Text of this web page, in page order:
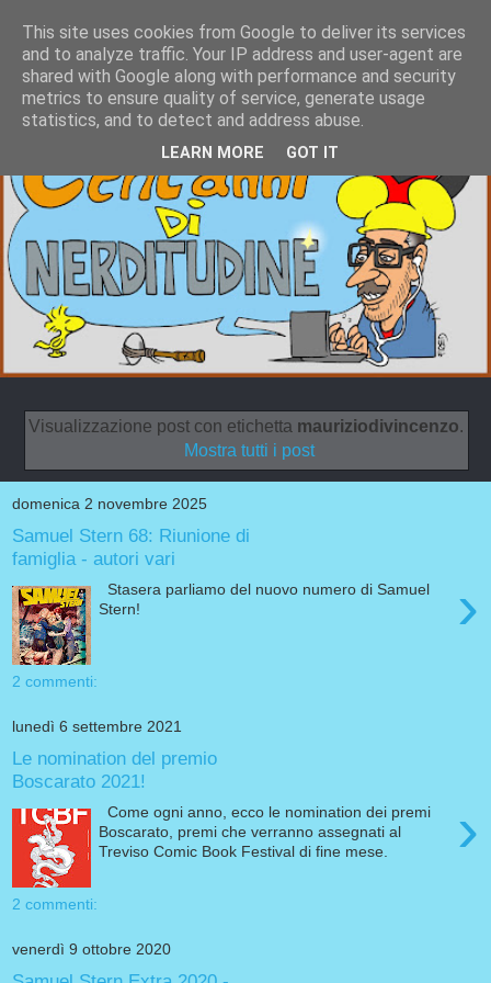
Visualizzazione post con etichetta mauriziodivincenzo.
Mostra tutti i post
domenica 2 novembre 2025
Samuel Stern 68: Riunione di
famiglia - autori vari
›
Stasera parliamo del nuovo numero di Samuel
Stern!
2 commenti:
lunedì 6 settembre 2021
Le nomination del premio
Boscarato 2021!
›
Come ogni anno, ecco le nomination dei premi
Boscarato, premi che verranno assegnati al
Treviso Comic Book Festival di fine mese.
2 commenti:
venerdì 9 ottobre 2020
This site uses cookies from Google to deliver its services
and to analyze traffic. Your IP address and user-agent are
shared with Google along with performance and security
metrics to ensure quality of service, generate usage
statistics, and to detect and address abuse.
LEARN MORE GOT IT